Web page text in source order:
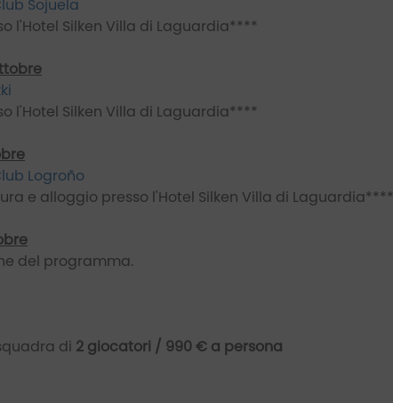
Sojuela
l'Hotel Silken Villa di Laguardia****
l'Hotel Silken Villa di Laguardia****
Logroño
e alloggio presso l'Hotel Silken Villa di Laguardia****
del programma.
di 2 giocatori / 990 € a persona